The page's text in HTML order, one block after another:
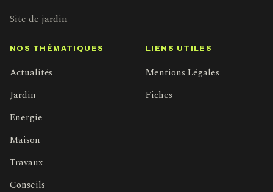
Site de jardin
NOS THÉMATIQUES
Actualités
Jardin
Energie
Maison
Travaux
Conseils
LIENS UTILES
Mentions Légales
Fiches